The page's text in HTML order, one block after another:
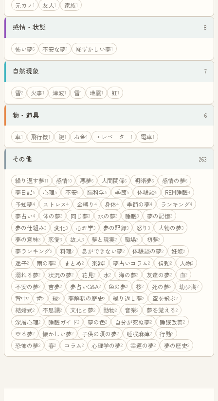
元カノ1 友人1 家族1
感情・状態 8
怖い夢6 不安な夢1 恥ずかしい夢1
自然現象 7
雪2 火事1 津波1 雷1 地震1 虹1
物・道具 6
車1 飛行機1 鍵1 お金1 エレベーター1 電車1
その他 263
繰り返す夢11 感情10 悪夢6 人間関係6 明晰夢6 感情の夢6
夢日記5 心理5 不安5 脳科学5 季節5 体験談5 REM睡眠4
予知夢4 ストレス4 金縛り 4 身体4 季節の夢4 ランキング4
夢占い4 体の夢3 同じ夢3 水の夢3 睡眠3 夢の記憶3
夢の仕組み3 変化3 心理学3 夢の記録3 怒り3 人物の夢3
夢の意味3 恋愛3 故人3 夢と現実2 職場2 初夢2
夢ランキング2 料理2 息ができない夢2 体験談の夢2 妊娠2
迷子2 雨の夢2 まとめ2 楽器2 夢占いコラム2 信頼2 人物2
溺れる夢2 状況の夢2 花見2 水2 海の夢2 友達の夢2 血2
不安の夢2 吉夢2 夢占いQ&A2 色の夢2 桜2 死の夢2 幼少期2
背中2 歯2 縁2 夢解釈の歴史2 繰り返し夢2 空を飛ぶ2
結婚式2 不思議2 文化と夢2 動物2 音楽2 夢を覚える2
深層心理2 睡眠ガイド2 夢の色2 自分が死ぬ夢2 睡眠改善2
登る夢2 懐かしい夢2 子供の頃の夢2 睡眠麻痺2 行動2
恐怖の夢2 春2 コラム2 心理学の夢2 幸運の夢2 夢の歴史2